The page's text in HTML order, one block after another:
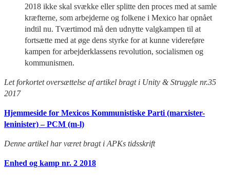
2018 ikke skal svække eller splitte den proces med at samle
kræfterne, som arbejderne og folkene i Mexico har opnået
indtil nu. Tværtimod må den udnytte valgkampen til at
fortsætte med at øge dens styrke for at kunne videreføre
kampen for arbejderklassens revolution, socialismen og
kommunismen.
Let forkortet oversættelse af artikel bragt i Unity & Struggle nr.35
2017
Hjemmeside for Mexicos Kommunistiske Parti (marxister-
leninister) – PCM (m-l)
Denne artikel har været bragt i APKs tidsskrift
Enhed og kamp nr. 2 2018